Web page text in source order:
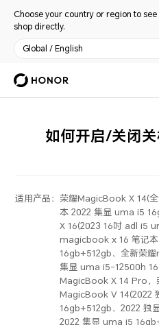
Choose your country or region to
shop directly.
Global / English
如何开启/关闭
适用产品： 荣耀MagicBook X 14(
本 2022 集显 uma i5
X 16(2023 16吋 adl i5
magicbook x 16 笔记
16gb+512gb、全新荣
集显 uma i5-12500h
MagicBook X 14 Pro，
MagicBook V 14(2022
16gb+512gb、2022 独
2022 集显 uma i5